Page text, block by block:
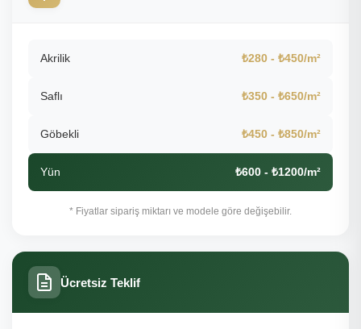
Akrilik ₺280 - ₺450/m²
Saflı ₺350 - ₺650/m²
Göbekli ₺450 - ₺850/m²
Yün ₺600 - ₺1200/m²
* Fiyatlar sipariş miktarı ve modele göre değişebilir.
Ücretsiz Teklif